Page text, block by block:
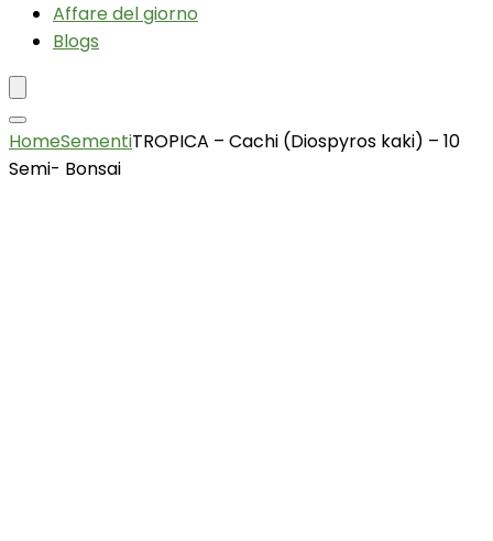
Affare del giorno
Blogs
HomeSementiTROPICA – Cachi (Diospyros kaki) – 10
Semi- Bonsai